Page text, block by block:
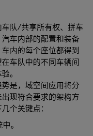
队/共享所有权、拼车
车内部的配置和装备
内的每个座位都得到
车队中的不同车辆间
。
是，域空间应用将分
现符合要求的架构方
个关键点：
。